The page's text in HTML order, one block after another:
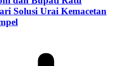
Solusi Urai Kemacetan